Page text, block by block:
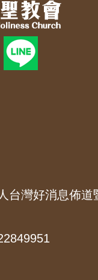
台灣好消息佈道